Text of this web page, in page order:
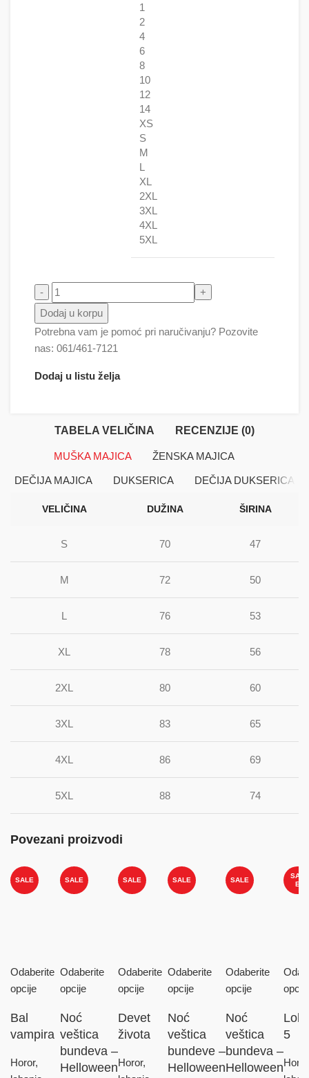
1
2
4
6
8
10
12
14
XS
S
M
L
XL
2XL
3XL
4XL
5XL
Klovn bomba količina
Dodaj u korpu
Potrebna vam je pomoć pri naručivanju? Pozovite
nas: 061/461-7121
Dodaj u listu želja
TABELA VELIČINA RECENZIJE (0)
MUŠKA MAJICA ŽENSKA MAJICA
DEČIJA MAJICA DUKSERICA DEČIJA DUKSERICA
VELIČINA DUŽINA ŠIRINA
S 70 47
M 72 50
L 76 53
XL 78 56
2XL 80 60
3XL 83 65
4XL 86 69
5XL 88 74
Povezani proizvodi
SALE
Odaberite
opcije
Bal
vampira
Horor,
SALE
Odaberite
opcije
Noć
veštica
bundeva –
Helloween
SALE
Odaberite
opcije
Devet
života
Horor,
SALE
Odaberite
opcije
Noć
veštica
bundeve –
Helloween
SALE
Odaberite
opcije
Noć
veštica
bundeva –
Helloween
SAL
E
opcije
5